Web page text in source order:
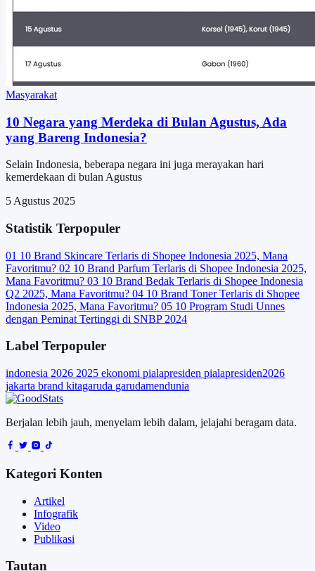
Masyarakat
10 Negara yang Merdeka di Bulan Agustus, Ada
yang Bareng Indonesia?
Selain Indonesia, beberapa negara ini juga merayakan hari
kemerdekaan di bulan Agustus
5 Agustus 2025
Statistik Terpopuler
01 10 Brand Skincare Terlaris di Shopee Indonesia 2025, Mana
Favoritmu? 02 10 Brand Parfum Terlaris di Shopee Indonesia 2025,
Mana Favoritmu? 03 10 Brand Bedak Terlaris di Shopee Indonesia
Q2 2025, Mana Favoritmu? 04 10 Brand Toner Terlaris di Shopee
Indonesia 2025, Mana Favoritmu? 05 10 Program Studi Unnes
dengan Peminat Tertinggi di SNBP 2024
Label Terpopuler
indonesia 2026 2025 ekonomi pialapresiden pialapresiden2026
jakarta brand kitagaruda garudamendunia
Berjalan lebih jauh, menyelam lebih dalam, jelajahi beragam data.
Kategori Konten
Artikel
Infografik
Video
Publikasi
Tautan